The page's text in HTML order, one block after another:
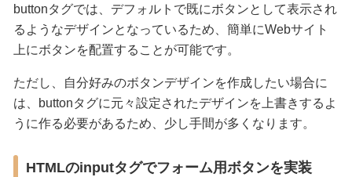
buttonタグでは、デフォルトで既にボタンとして表示され
るようなデザインとなっているため、簡単にWebサイト
上にボタンを配置することが可能です。
ただし、自分好みのボタンデザインを作成したい場合に
は、buttonタグに元々設定されたデザインを上書きするよ
うに作る必要があるため、少し手間が多くなります。
HTMLのinputタグでフォーム用ボタンを実装